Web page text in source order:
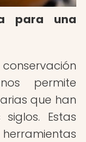
para una
permite
que han
Estas